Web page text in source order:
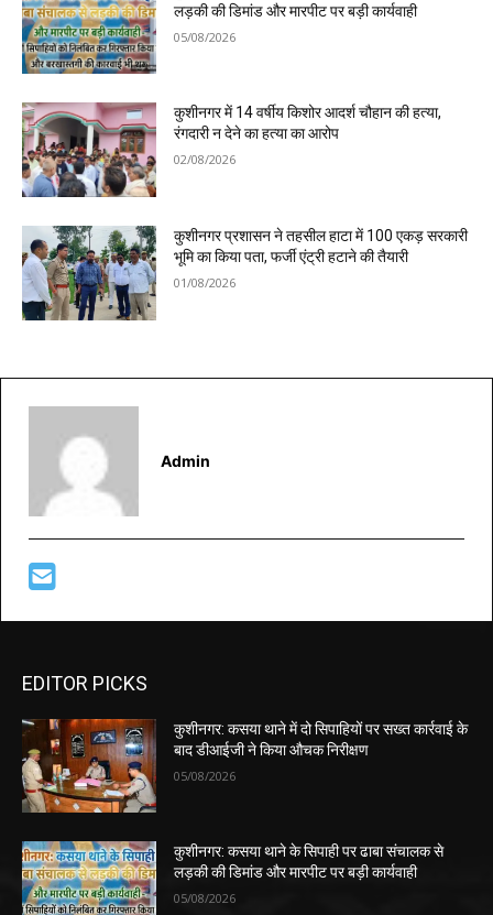
लड़की की डिमांड और मारपीट पर बड़ी कार्यवाही
05/08/2026
कुशीनगर में 14 वर्षीय किशोर आदर्श चौहान की हत्या,
रंगदारी न देने का हत्या का आरोप
02/08/2026
कुशीनगर प्रशासन ने तहसील हाटा में 100 एकड़ सरकारी
भूमि का किया पता, फर्जी एंट्री हटाने की तैयारी
01/08/2026
Admin
EDITOR PICKS
कुशीनगर: कसया थाने में दो सिपाहियों पर सख्त कार्रवाई के
बाद डीआईजी ने किया औचक निरीक्षण
05/08/2026
कुशीनगर: कसया थाने के सिपाही पर ढाबा संचालक से
लड़की की डिमांड और मारपीट पर बड़ी कार्यवाही
05/08/2026